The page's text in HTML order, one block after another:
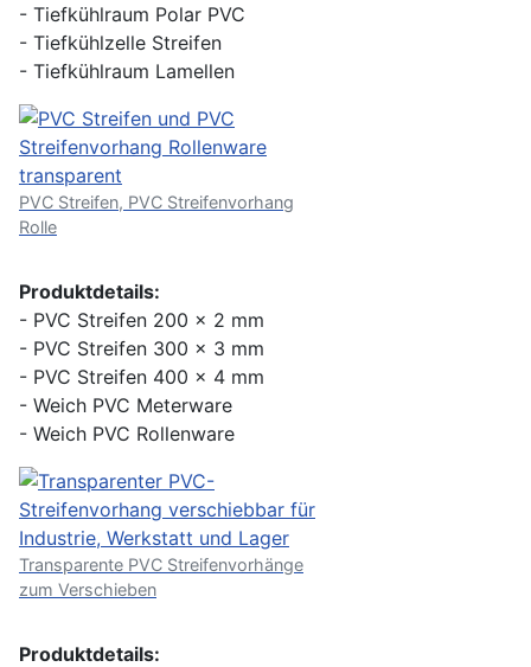
- Tiefkühlraum Polar PVC
- Tiefkühlzelle Streifen
- Tiefkühlraum Lamellen
PVC Streifen, PVC Streifenvorhang
Rolle
Produktdetails:
- PVC Streifen 200 x 2 mm
- PVC Streifen 300 x 3 mm
- PVC Streifen 400 x 4 mm
- Weich PVC Meterware
- Weich PVC Rollenware
Transparente PVC Streifenvorhänge
zum Verschieben
Produktdetails: